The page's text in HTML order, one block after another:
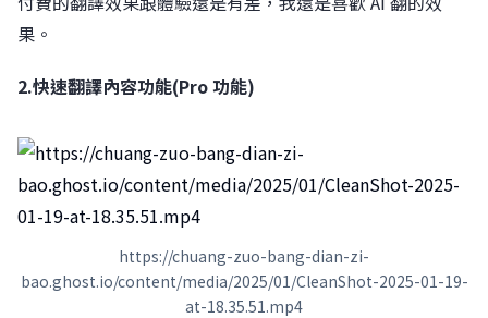
果。
2.快速翻譯內容功能(Pro 功能)
https://chuang-zuo-bang-dian-zi-
bao.ghost.io/content/media/2025/01/CleanShot-2025-01-19-
at-18.35.51.mp4